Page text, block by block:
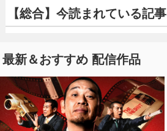
【総合】今読まれている記事
最新＆おすすめ 配信作品